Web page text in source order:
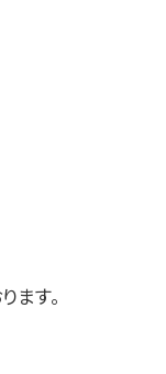
ます。